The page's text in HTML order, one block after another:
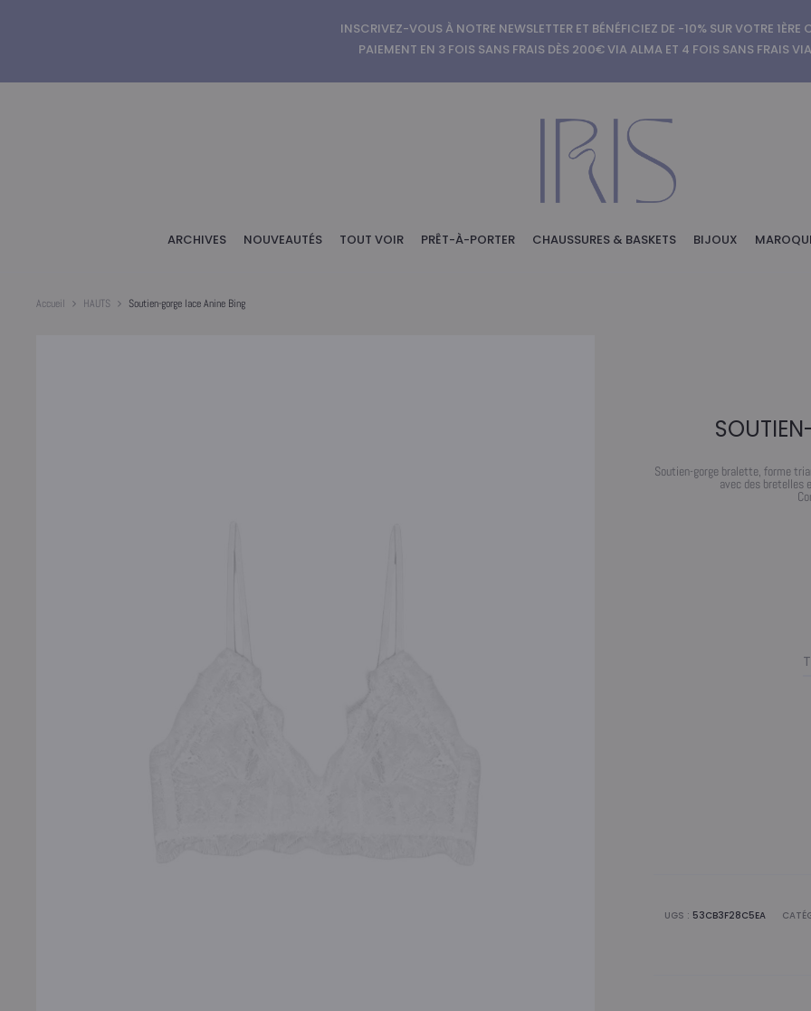
INSCRIVEZ-VOUS À NOTRE NEWSLETTER ET BÉNÉFICIEZ DE -10% SUR VOTRE 1ÈRE
PAIEMENT EN 3 FOIS SANS FRAIS DÈS 200€ VIA ALMA ET 4 FOIS SANS FRAIS
ARCHIVES NOUVEAUTÉS TOUT VOIR PRÊT-À-PORTER CHAUSSURES & BASKETS BIJOUX
Accueil HAUTS Soutien-gorge lace Anine Bing
Soutien-gorge bralette, forme
avec des bretelles
UGS : 53CB3F28C5EA